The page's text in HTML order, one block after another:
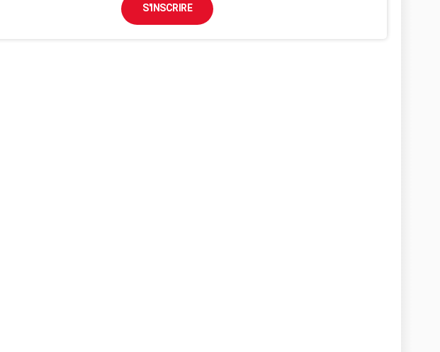
S'INSCRIRE